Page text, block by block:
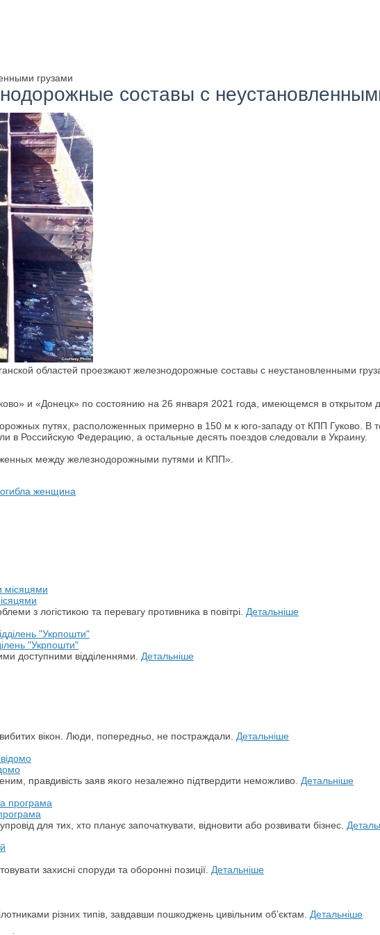
грузами
составы с
областей проезжают железнодорожные составы с неустановленными
и «Донецк» по состоянию на 26 января 2021 года, имеющемся в открытом
путях, расположенных примерно в 150 м к юго-западу от КПП Гуково. В
Российскую Федерацию, а остальные десять поездов следовали в Украину.
между железнодорожными путями и КПП».
женщина
з логістикою та перевагу противника в повітрі. Детальніше
"Укрпошти"
доступними відділеннями. Детальніше
вікон. Люди, попередньо, не постраждали. Детальніше
правдивість заяв якого незалежно підтвердити неможливо. Детальніше
для тих, хто планує започаткувати, відновити або розвивати бізнес.
захисні споруди та оборонні позиції. Детальніше
різних типів, завдавши пошкоджень цивільним об’єктам. Детальніше